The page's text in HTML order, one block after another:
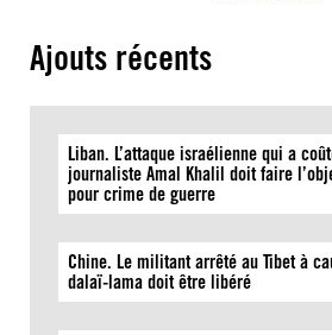
Ajouts récents
Liban. L’attaque israélienne qui a
journaliste Amal Khalil doit faire
pour crime de guerre
Chine. Le militant arrêté au Tibet à
dalaï-lama doit être libéré